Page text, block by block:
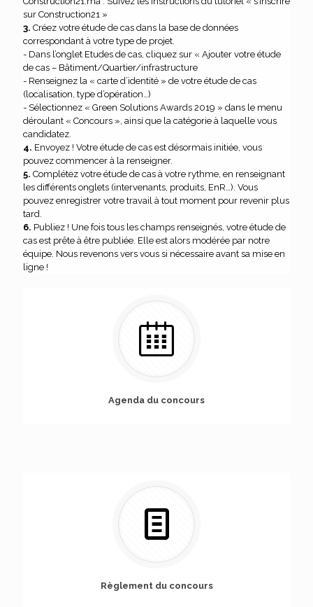
sur Construction21 »
3. Créez votre étude de cas dans la base de données
correspondant à votre type de projet.
- Dans l’onglet Etudes de cas, cliquez sur « Ajouter votre étude
de cas – Bâtiment/Quartier/infrastructure
- Renseignez la « carte d’identité » de votre étude de cas
(localisation, type d’opération…)
- Sélectionnez « Green Solutions Awards 2019 » dans le menu
déroulant « Concours », ainsi que la catégorie à laquelle vous
candidatez.
4. Envoyez ! Votre étude de cas est désormais initiée, vous
pouvez commencer à la renseigner.
5. Complétez votre étude de cas à votre rythme, en renseignant
les différents onglets (intervenants, produits, EnR…). Vous
pouvez enregistrer votre travail à tout moment pour revenir plus
tard.
6. Publiez ! Une fois tous les champs renseignés, votre étude de
cas est prête à être publiée. Elle est alors modérée par notre
équipe. Nous revenons vers vous si nécessaire avant sa mise en
ligne !
Agenda du concours
Règlement du concours